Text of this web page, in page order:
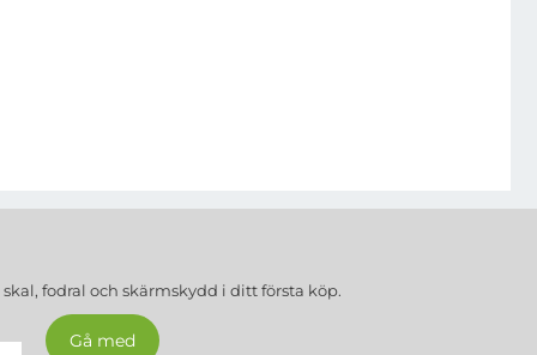
skal, fodral och skärmskydd i ditt första köp.